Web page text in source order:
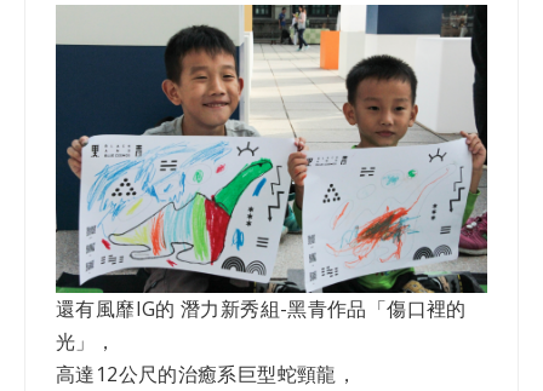
還有風靡IG的 潛力新秀組-黑青作品「傷口裡的
光」，
高達12公尺的治癒系巨型蛇頸龍，